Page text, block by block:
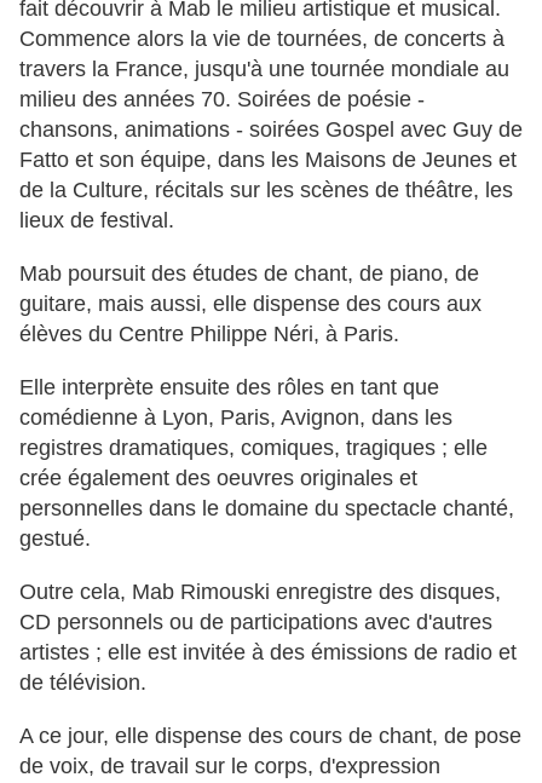
fait découvrir à Mab le milieu artistique et musical.
Commence alors la vie de tournées, de concerts à
travers la France, jusqu'à une tournée mondiale au
milieu des années 70. Soirées de poésie -
chansons, animations - soirées Gospel avec Guy de
Fatto et son équipe, dans les Maisons de Jeunes et
de la Culture, récitals sur les scènes de théâtre, les
lieux de festival.
Mab poursuit des études de chant, de piano, de
guitare, mais aussi, elle dispense des cours aux
élèves du Centre Philippe Néri, à Paris.
Elle interprète ensuite des rôles en tant que
comédienne à Lyon, Paris, Avignon, dans les
registres dramatiques, comiques, tragiques ; elle
crée également des oeuvres originales et
personnelles dans le domaine du spectacle chanté,
gestué.
Outre cela, Mab Rimouski enregistre des disques,
CD personnels ou de participations avec d'autres
artistes ; elle est invitée à des émissions de radio et
de télévision.
A ce jour, elle dispense des cours de chant, de pose
de voix, de travail sur le corps, d'expression